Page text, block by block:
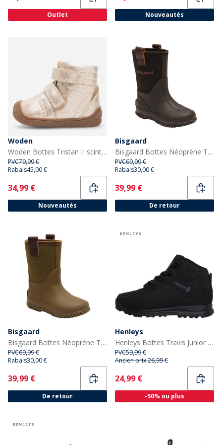
Outlet Nouveautés
Woden
Woden Bottes Tristan II scintillantes Enfant 045 Gold
PVC79,99 €
Rabais45,00 €
Current
34,99 €
Nouveautés
Bisgaard
Bisgaard Bottes Néoprène Thermiques Enfant Noir
PVC69,99 €
Rabais30,00 €
Current
39,99 €
De retour
Bisgaard
Bisgaard Bottes Néoprène Thermiques Enfant - Vert
PVC69,99 €
Rabais30,00 €
Current
39,99 €
De retour
Henleys
Henleys Bottes Travis Junior Garçon Noir
PVC59,99 €
Ancien prix:26,99 €
Current
24,99 €
-50% ou plus